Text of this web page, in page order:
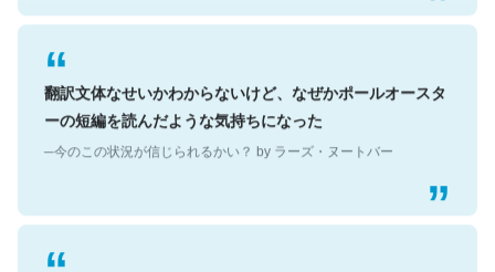
翻訳文体なせいかわからないけど、なぜかポールオースタ
ーの短編を読んだような気持ちになった
─今のこの状況が信じられるかい？ by ラーズ・ヌートバー